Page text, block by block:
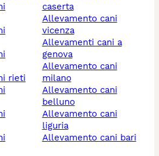
rieti
caserta
allevamento cani
vicenza
allevamenti cani a
genova
allevamento cani
milano
allevamento cani
belluno
allevamento cani
liguria
allevamento cani bari